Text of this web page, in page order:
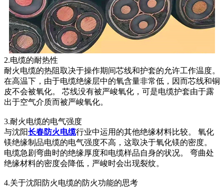
2.电缆的耐热性
耐火电缆的热阻取决于操作期间芯线和护套的允许工作温度。
在高温下，由于电缆绝缘层中的氧含量非常低，因而芯线和铜
皮不会被氧化。 芯线没有被严峻氧化，可是电缆护套由于露
出于空气介质而被严峻氧化。
3.耐火电缆的电气强度
与沈阳长春防火电缆行业中运用的其他绝缘材料比较。 氧化
镁绝缘制品电缆的电气强度不高，这取决于氧化镁的密度。
电缆急剧弯曲时的绝缘厚度和电缆样品自身的状况。 弯曲处
绝缘材料的密度会降低，严峻时会出现裂纹。
4.关于沈阳防火电缆的防火功能的思考